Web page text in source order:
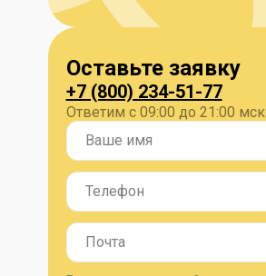
Оставьте заявку
+7 (800) 234-51-77
Ответим с 09:00 до 21:00 мск